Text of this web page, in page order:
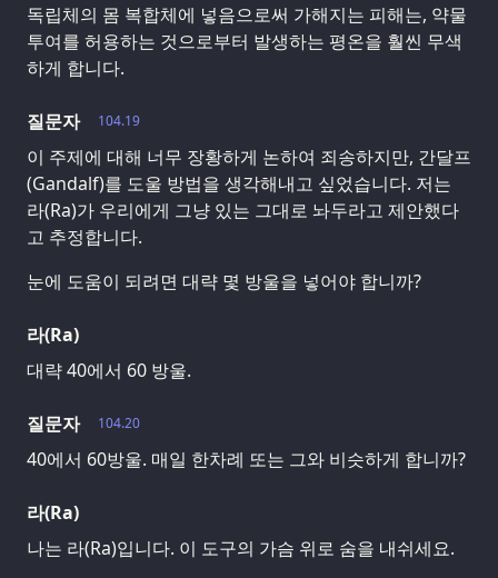
독립체의 몸 복합체에 넣음으로써 가해지는 피해는, 약물
투여를 허용하는 것으로부터 발생하는 평온을 훨씬 무색
하게 합니다.
104.19
질문자
이 주제에 대해 너무 장황하게 논하여 죄송하지만, 간달프
(Gandalf)를 도울 방법을 생각해내고 싶었습니다. 저는
라(Ra)가 우리에게 그냥 있는 그대로 놔두라고 제안했다
고 추정합니다.
눈에 도움이 되려면 대략 몇 방울을 넣어야 합니까?
라(Ra)
대략 40에서 60 방울.
104.20
질문자
40에서 60방울. 매일 한차례 또는 그와 비슷하게 합니까?
라(Ra)
나는 라(Ra)입니다. 이 도구의 가슴 위로 숨을 내쉬세요.